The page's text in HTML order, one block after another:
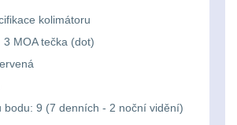
7
kolimátoru
MOA tečka (dot)
bodu: 9 (7 denních - 2 noční vidění)